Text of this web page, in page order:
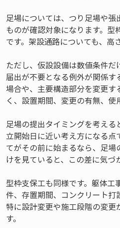
足場については、つり足場や
ものが確認対象になります。
です。架設通路についても、高
ただし、仮設設備は数値条件だ
届出が不要となる例外が関係
場合や、主要構造部分を変更
く、設置期間、変更の有無、使
足場の提出タイミングを考え
立開始日に近い考え方になる
てがその前に始まるなら、足
けを見ていると、この差に気づ
型枠支保工も同様です。躯体
件、存置期間、コンクリート打
特に設計変更や施工段階の変
す。